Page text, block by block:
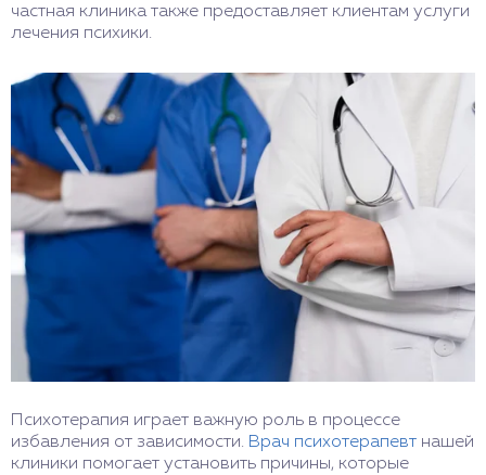
частная клиника также предоставляет клиентам услуги
лечения психики.
Психотерапия играет важную роль в процессе
избавления от зависимости. Врач психотерапевт нашей
клиники помогает установить причины, которые